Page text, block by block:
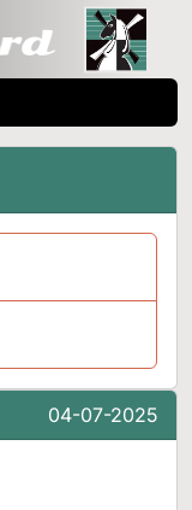
04-07-2025